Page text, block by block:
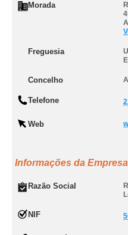
Morada
Freguesia
Concelho
Telefone
Web
Informações da Empresa
Razão Social
NIF